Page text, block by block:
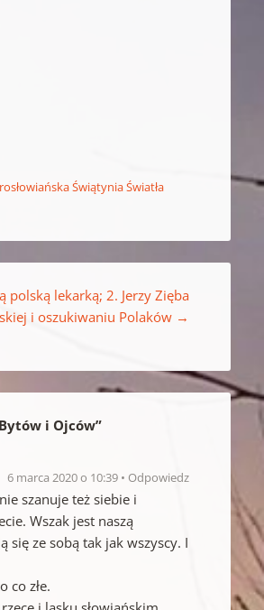
Świątynia Światła
polską lekarką; 2. Jerzy Zięba
i oszukiwaniu Polaków →
i Ojców”
6 marca 2020 o 10:39 Odpowiedz
szanuje też siebie i
Wszak jest naszą
się ze sobą tak jak wszyscy. I
co złe.